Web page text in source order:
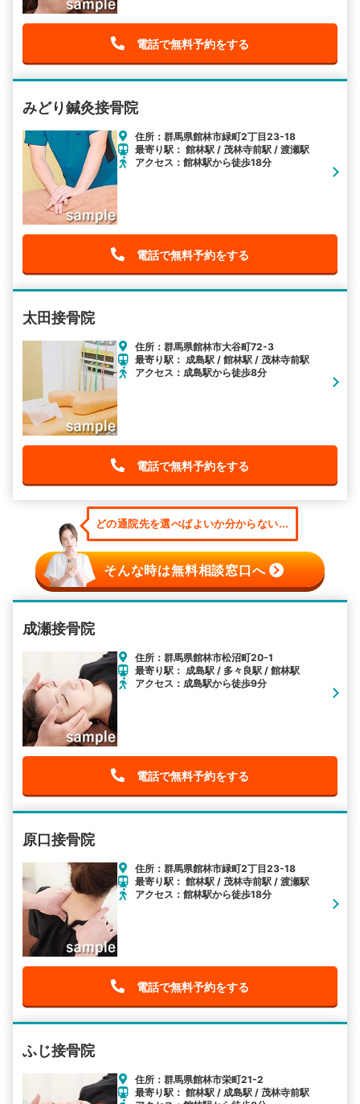
電話で無料予約をする
みどり鍼灸接骨院
住所：群馬県館林市緑町2丁目23-18
最寄り駅： 館林駅 / 茂林寺前駅 / 渡瀬駅
アクセス：館林駅から徒歩18分
電話で無料予約をする
太田接骨院
住所：群馬県館林市大谷町72-3
最寄り駅： 成島駅 / 館林駅 / 茂林寺前駅
アクセス：成島駅から徒歩8分
電話で無料予約をする
どの通院先を選べばよいか分からない...
そんな時は無料相談窓口へ
成瀬接骨院
住所：群馬県館林市松沼町20-1
最寄り駅： 成島駅 / 多々良駅 / 館林駅
アクセス：成島駅から徒歩9分
電話で無料予約をする
原口接骨院
住所：群馬県館林市緑町2丁目23-18
最寄り駅： 館林駅 / 茂林寺前駅 / 渡瀬駅
アクセス：館林駅から徒歩18分
電話で無料予約をする
ふじ接骨院
住所：群馬県館林市栄町21-2
最寄り駅： 館林駅 / 成島駅 / 茂林寺前駅